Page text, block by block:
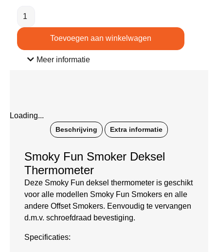
Toevoegen aan winkelwagen
Meer informatie
Loading...
Beschrijving Extra informatie
Smoky Fun Smoker Deksel
Thermometer
Deze Smoky Fun deksel thermometer is geschikt
voor alle modellen Smoky Fun Smokers en alle
andere Offset Smokers. Eenvoudig te vervangen
d.m.v. schroefdraad bevestiging.
Specificaties: